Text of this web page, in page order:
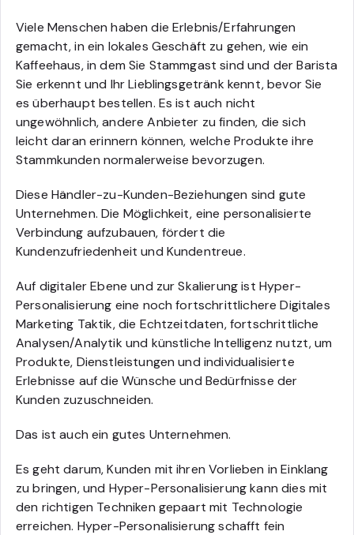
Viele Menschen haben die Erlebnis/Erfahrungen
gemacht, in ein lokales Geschäft zu gehen, wie ein
Kaffeehaus, in dem Sie Stammgast sind und der Barista
Sie erkennt und Ihr Lieblingsgetränk kennt, bevor Sie
es überhaupt bestellen. Es ist auch nicht
ungewöhnlich, andere Anbieter zu finden, die sich
leicht daran erinnern können, welche Produkte ihre
Stammkunden normalerweise bevorzugen.
Diese Händler-zu-Kunden-Beziehungen sind gute
Unternehmen. Die Möglichkeit, eine personalisierte
Verbindung aufzubauen, fördert die
Kundenzufriedenheit und Kundentreue.
Auf digitaler Ebene und zur Skalierung ist Hyper-
Personalisierung eine noch fortschrittlichere Digitales
Marketing Taktik, die Echtzeitdaten, fortschrittliche
Analysen/Analytik und künstliche Intelligenz nutzt, um
Produkte, Dienstleistungen und individualisierte
Erlebnisse auf die Wünsche und Bedürfnisse der
Kunden zuzuschneiden.
Das ist auch ein gutes Unternehmen.
Es geht darum, Kunden mit ihren Vorlieben in Einklang
zu bringen, und Hyper-Personalisierung kann dies mit
den richtigen Techniken gepaart mit Technologie
erreichen. Hyper-Personalisierung schafft fein